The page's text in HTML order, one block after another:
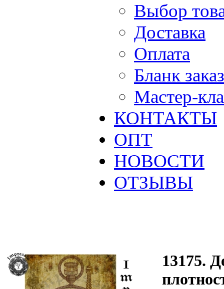
Выбор
Доставка
Оплата
Бланк
Мастер-
КОНТАКТЫ
ОПТ
НОВОСТИ
ОТЗЫВЫ
13175.